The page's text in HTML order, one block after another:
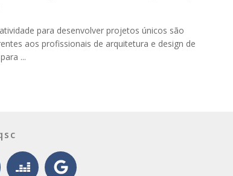
para desenvolver projetos únicos são
aos profissionais de arquitetura e design de
...